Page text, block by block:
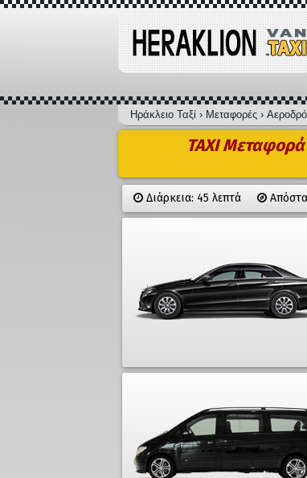
Ηράκλειο Ταξί › Μεταφορές ›
TAXI
Διάρκεια: 45 λεπτά